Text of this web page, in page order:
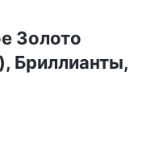
Золото
Бриллианты,